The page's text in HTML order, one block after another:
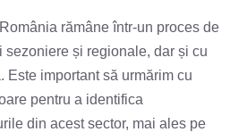
rămâne într-un proces de
sezoniere și regionale, dar și cu
Este important să urmărim cu
pentru a identifica
din acest sector, mai ales pe